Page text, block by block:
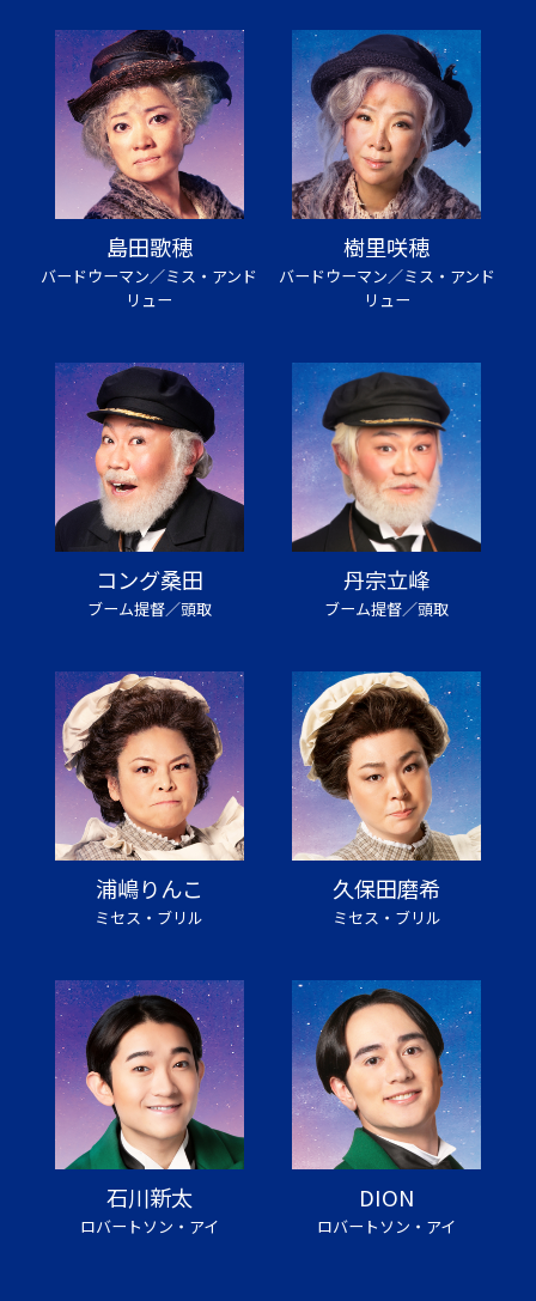
島田歌穂
バードウーマン／ミス・アンド
リュー
樹里咲穂
バードウーマン／ミス・アンド
リュー
コング桑田
ブーム提督／頭取
丹宗立峰
ブーム提督／頭取
浦嶋りんこ
ミセス・ブリル
久保田磨希
ミセス・ブリル
石川新太
ロバートソン・アイ
DION
ロバートソン・アイ